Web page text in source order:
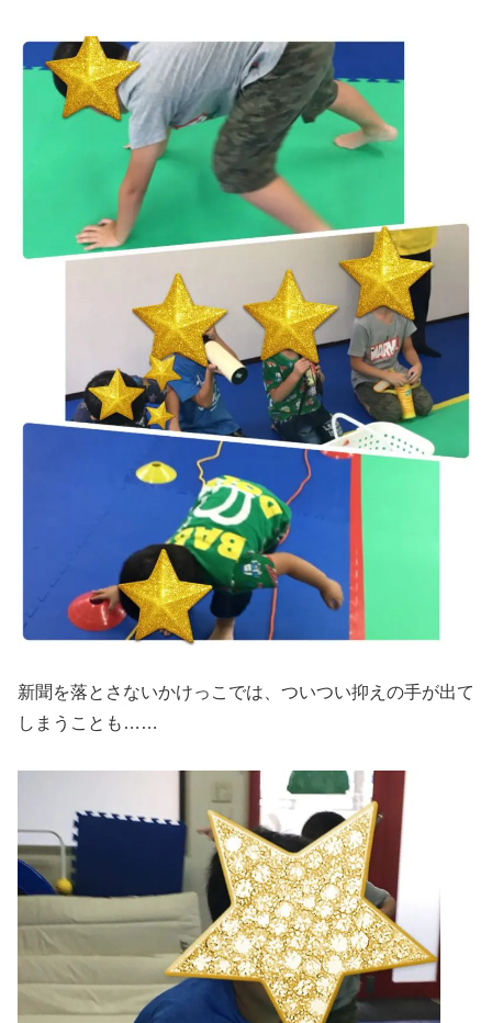
新聞を落とさないかけっこでは、ついつい抑えの手が出て
しまうことも……